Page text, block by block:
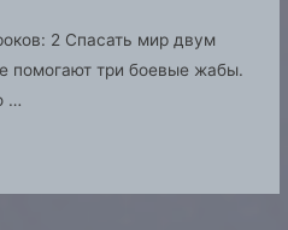
2 Спасать мир двум
помогают три боевые жабы.
…